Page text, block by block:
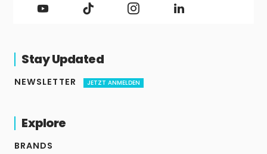
Stay Updated
NEWSLETTER JETZT ANMELDEN
Explore
BRANDS